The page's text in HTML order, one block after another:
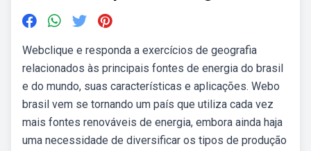
Webclique e responda a exercícios de geografia
relacionados às principais fontes de energia do brasil
e do mundo, suas características e aplicações. Webo
brasil vem se tornando um país que utiliza cada vez
mais fontes renováveis de energia, embora ainda haja
uma necessidade de diversificar os tipos de produção